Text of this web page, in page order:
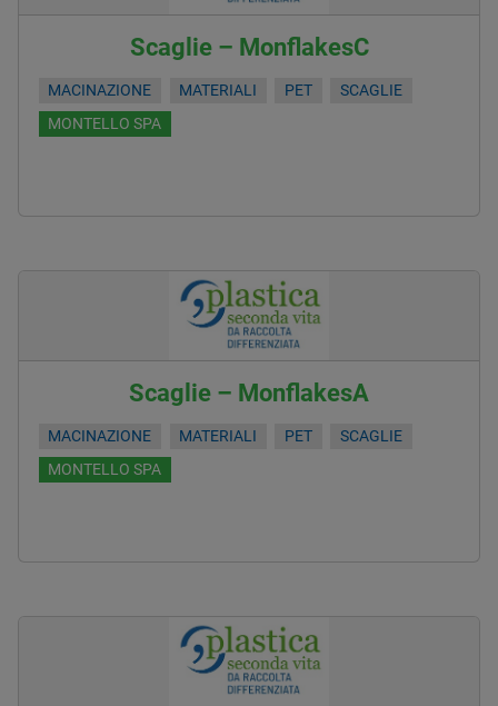
Scaglie – MonflakesC
MACINAZIONE MATERIALI PET
SCAGLIE
MONTELLO SPA
Scaglie – MonflakesA
MACINAZIONE MATERIALI PET
SCAGLIE
MONTELLO SPA